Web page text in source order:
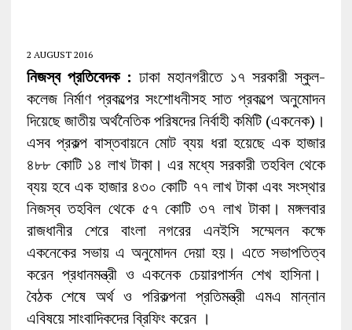
2 AUGUST 2016
নিজস্ব প্রতিবেদক : ঢাকা মহানগরীতে ১৭ সরকারী স্কুল-
কলেজ নির্মাণ প্রকল্পের সংশোধনীসহ সাত প্রকল্পে অনুমোদন
দিয়েছে জাতীয় অর্থনৈতিক পরিষদের নির্বাহী কমিটি (একনেক)।
এসব প্রকল্প বাস্তবায়নে মোট ব্যয় ধরা হয়েছে এক হাজার
৪৮৮ কোটি ১৪ লাখ টাকা। এর মধ্যে সরকারী তহবিল থেকে
ব্যয় হবে এক হাজার ৪৩০ কোটি ৭৭ লাখ টাকা এবং সংস্থার
নিজস্ব তহবিল থেকে ৫৭ কোটি ৩৭ লাখ টাকা। মঙ্গলবার
রাজধানীর শেরে বাংলা নগরের এনইসি সম্মেলন কক্ষে
একনেকের সভায় এ অনুমোদন দেয়া হয়। এতে সভাপতিত্ব
করেন প্রধানমন্ত্রী ও একনেক চেয়ারপার্সন শেখ হাসিনা।
বৈঠক শেষে অর্থ ও পরিকল্পনা প্রতিমন্ত্রী এমএ মান্নান
এবিষয়ে সাংবাদিকদের ব্রিফিং করেন ।